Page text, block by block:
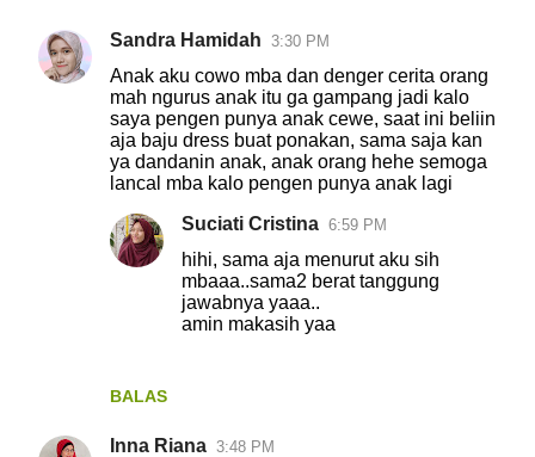
Sandra Hamidah 3:30 PM
Anak aku cowo mba dan denger cerita orang
mah ngurus anak itu ga gampang jadi kalo
saya pengen punya anak cewe, saat ini beliin
aja baju dress buat ponakan, sama saja kan
ya dandanin anak, anak orang hehe semoga
lancal mba kalo pengen punya anak lagi
BALAS
Suciati Cristina 6:59 PM
hihi, sama aja menurut aku sih
mbaaa..sama2 berat tanggung
jawabnya yaaa..
amin makasih yaa
Inna Riana 3:48 PM